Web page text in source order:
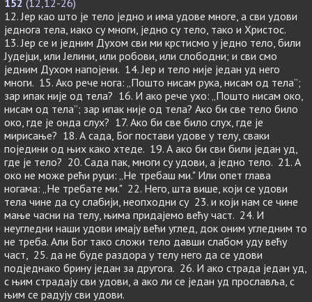
152 (12,12-26)
12. Јер као што је тело једно и има удове многе, а сви удови
једнога тела, иако су многи, једно су тело, тако и Христос.
13. Јер се и једним Духом сви ми крстисмо у једно тело, били
Јудејци, или Јелини, или робови, или слободни; и сви смо
једним Духом напојени. 14. Јер и тело није један уд него
многи. 15. Ако рече нога: „Пошто нисам рука, нисам од тела”;
зар ипак није од тела? 16. И ако рече ухо: „Пошто нисам око,
нисам од тела”; зар ипак није од тела? Ако би све тело било
око, где је онда слух? 17. Ако би све било слух, где је
мирисање? 18. А сада, Бог постави удове у телу, сваки
поједини од њих како хтеде. 19. А ако би сви били један уд,
где је тело? 20. Сада пак, многи су удови, а једно тело. 21. А
око не може рећи руци: „Не требаш ми." Или опет глава
ногама: „Не требате ми." 22. Него, шта више, који се удови
тела чине да су слабији, неопходни су 23. и који нам се чине
мање часни на телу, њима придајемо већу част. 24. И
неугледни наши удови имају већи углед, док оним угледним то
не треба. Али Бог тако сложи тело давши слабом уду већу
част, 25. да не буде раздора у телу него да се удови
подједнако брину један за другога. 26. И ако страда један уд,
с њим страдају сви удови, а ако ли се један уд прославља, с
њим се радују сви удови.